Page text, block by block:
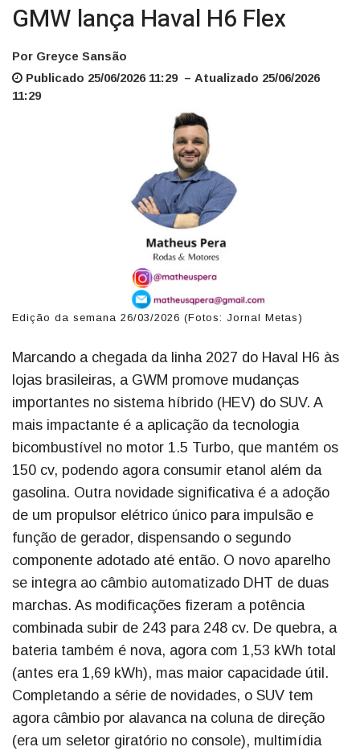
GMW lança Haval H6 Flex
Por Greyce Sansão
Publicado 25/06/2026 11:29 – Atualizado 25/06/2026
11:29
Edição da semana 26/03/2026 (Fotos: Jornal Metas)
Marcando a chegada da linha 2027 do Haval H6 às
lojas brasileiras, a GWM promove mudanças
importantes no sistema híbrido (HEV) do SUV. A
mais impactante é a aplicação da tecnologia
bicombustível no motor 1.5 Turbo, que mantém os
150 cv, podendo agora consumir etanol além da
gasolina. Outra novidade significativa é a adoção
de um propulsor elétrico único para impulsão e
função de gerador, dispensando o segundo
componente adotado até então. O novo aparelho
se integra ao câmbio automatizado DHT de duas
marchas. As modificações fizeram a potência
combinada subir de 243 para 248 cv. De quebra, a
bateria também é nova, agora com 1,53 kWh total
(antes era 1,69 kWh), mas maior capacidade útil.
Completando a série de novidades, o SUV tem
agora câmbio por alavanca na coluna de direção
(era um seletor giratório no console), multimídia